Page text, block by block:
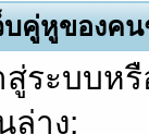
บคู่หูของค
สู่ระบบ
ล่าง: